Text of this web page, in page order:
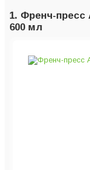
1. Френч-пресс
600 мл